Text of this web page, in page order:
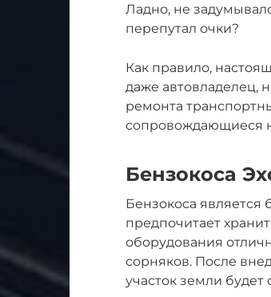
Ладно, не
перепутал очки?
Как правило,
даже автовладелец,
ремонта
сопровождающиеся
Бензокоса
Бензокоса
предпочитает
оборудования
сорняков. После
участок земли будет